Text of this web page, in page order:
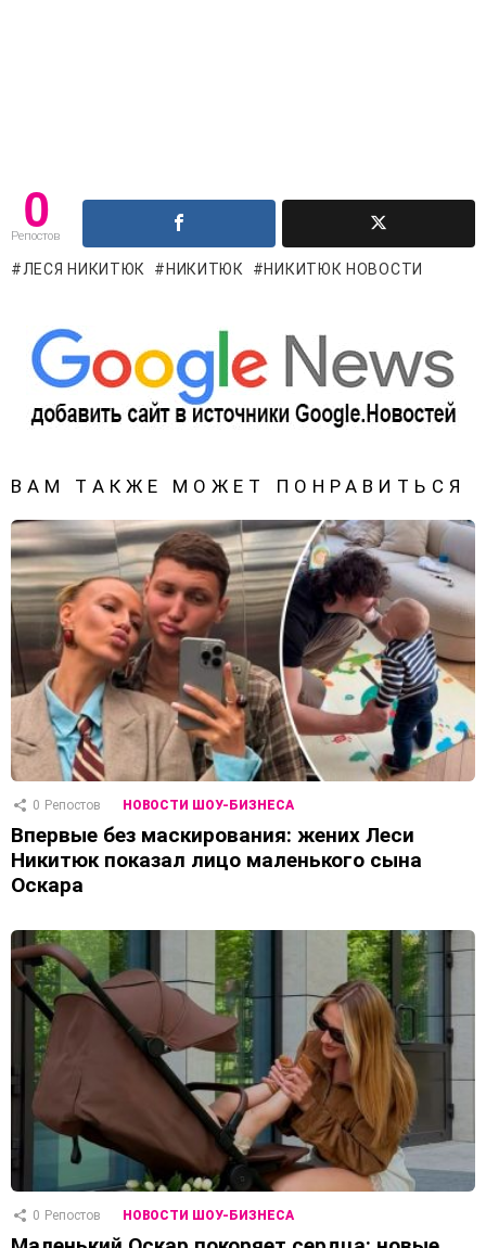
0
Репостов
ЛЕСЯ НИКИТЮК НИКИТЮК НИКИТЮК НОВОСТИ
ВАМ ТАКЖЕ МОЖЕТ ПОНРАВИТЬСЯ
0 Репостов НОВОСТИ ШОУ-БИЗНЕСА
Впервые без маскирования: жених Леси
Никитюк показал лицо маленького сына
Оскара
0 Репостов НОВОСТИ ШОУ-БИЗНЕСА